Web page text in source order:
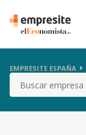
EMPRESITE ESPAÑA
Buscar